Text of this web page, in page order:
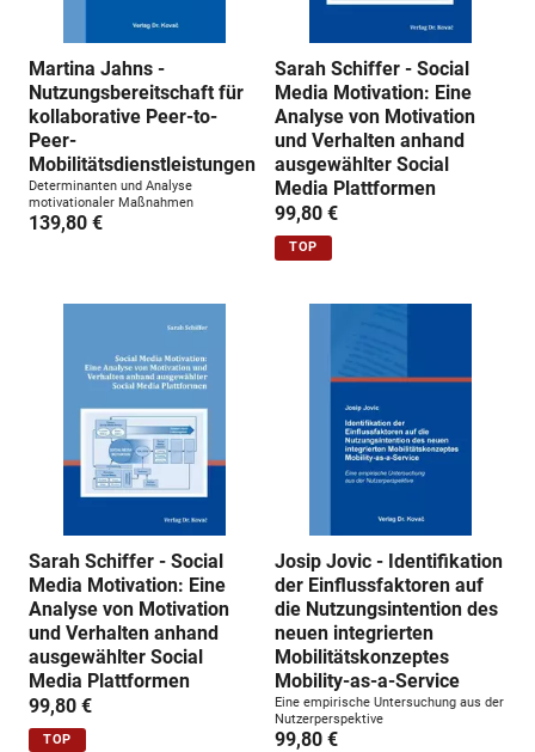
Martina Jahns -
Nutzungsbereitschaft für
kollaborative Peer-to-
Peer-
Mobilitätsdienstleistungen
Determinanten und Analyse
motivationaler Maßnahmen
139,80 €
Sarah Schiffer - Social
Media Motivation: Eine
Analyse von Motivation
und Verhalten anhand
ausgewählter Social
Media Plattformen
99,80 €
TOP
Sarah Schiffer - Social
Media Motivation: Eine
Analyse von Motivation
und Verhalten anhand
ausgewählter Social
Media Plattformen
99,80 €
TOP
Josip Jovic - Identifikation
der Einflussfaktoren auf
die Nutzungsintention des
neuen integrierten
Mobilitätskonzeptes
Mobility-as-a-Service
Eine empirische Untersuchung aus der
Nutzerperspektive
99,80 €